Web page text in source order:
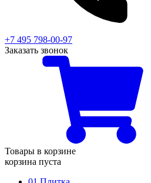
+7 495 798-00-97
Заказать звонок
Товары в корзине
корзина пуста